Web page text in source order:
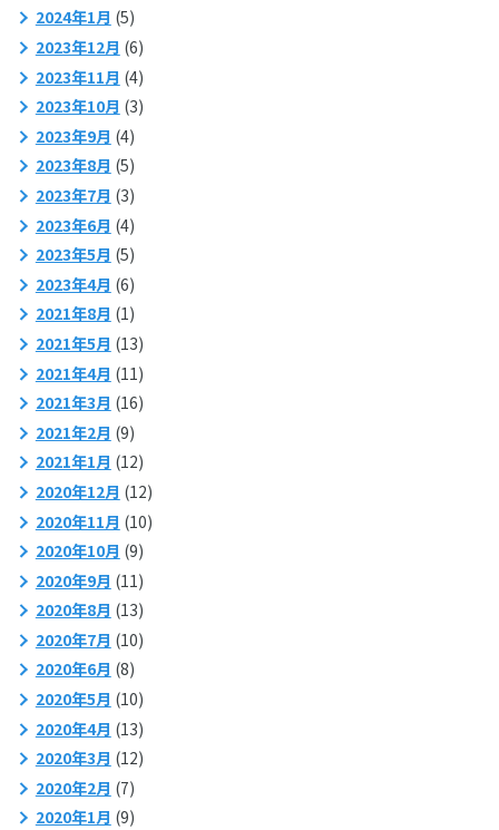
2024年1月 (5)
2023年12月 (6)
2023年11月 (4)
2023年10月 (3)
2023年9月 (4)
2023年8月 (5)
2023年7月 (3)
2023年6月 (4)
2023年5月 (5)
2023年4月 (6)
2021年8月 (1)
2021年5月 (13)
2021年4月 (11)
2021年3月 (16)
2021年2月 (9)
2021年1月 (12)
2020年12月 (12)
2020年11月 (10)
2020年10月 (9)
2020年9月 (11)
2020年8月 (13)
2020年7月 (10)
2020年6月 (8)
2020年5月 (10)
2020年4月 (13)
2020年3月 (12)
2020年2月 (7)
2020年1月 (9)